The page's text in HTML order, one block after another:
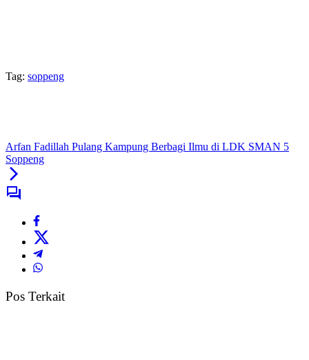
Tag: soppeng
Arfan Fadillah Pulang Kampung Berbagi Ilmu di LDK SMAN 5
Soppeng
Pos Terkait